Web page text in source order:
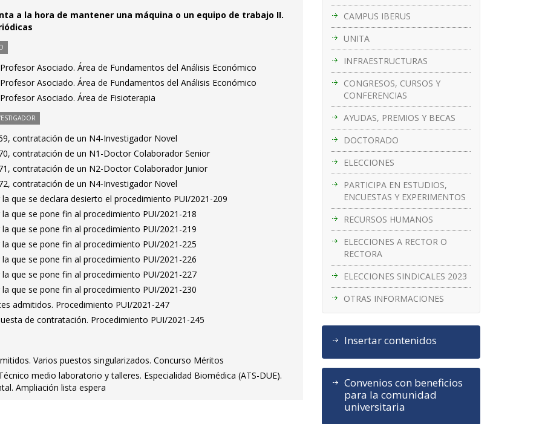
CAMPUS IBERUS
UNITA
INFRAESTRUCTURAS
CONGRESOS, CURSOS Y
CONFERENCIAS
AYUDAS, PREMIOS Y BECAS
DOCTORADO
ELECCIONES
PARTICIPA EN ESTUDIOS,
ENCUESTAS Y EXPERIMENTOS
RECURSOS HUMANOS
ELECCIONES A RECTOR O
RECTORA
ELECCIONES SINDICALES 2023
OTRAS INFORMACIONES
Insertar contenidos
Convenios con beneficios
para la comunidad
universitaria
a la hora de mantener una máquina o un equipo de trabajo II.
Asociado. Área de Fundamentos del Análisis Económico
Asociado. Área de Fundamentos del Análisis Económico
Asociado. Área de Fisioterapia
contratación de un N4-Investigador Novel
contratación de un N1-Doctor Colaborador Senior
contratación de un N2-Doctor Colaborador Junior
contratación de un N4-Investigador Novel
que se declara desierto el procedimiento PUI/2021-209
que se pone fin al procedimiento PUI/2021-218
que se pone fin al procedimiento PUI/2021-219
que se pone fin al procedimiento PUI/2021-225
que se pone fin al procedimiento PUI/2021-226
que se pone fin al procedimiento PUI/2021-227
que se pone fin al procedimiento PUI/2021-230
admitidos. Procedimiento PUI/2021-247
de contratación. Procedimiento PUI/2021-245
Varios puestos singularizados. Concurso Méritos
medio laboratorio y talleres. Especialidad Biomédica (ATS-DUE).
Ampliación lista espera